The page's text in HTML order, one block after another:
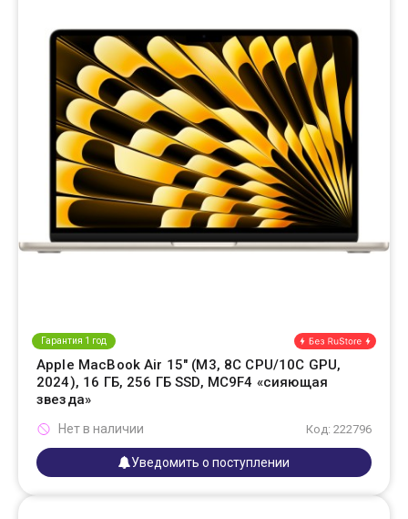
Гарантия 1 год
Apple MacBook Air 15" (M3, 8C CPU/10C GPU,
2024), 16 ГБ, 256 ГБ SSD, MC9F4 «сияющая
звезда»
Код: 222796
Нет в наличии
Уведомить о поступлении